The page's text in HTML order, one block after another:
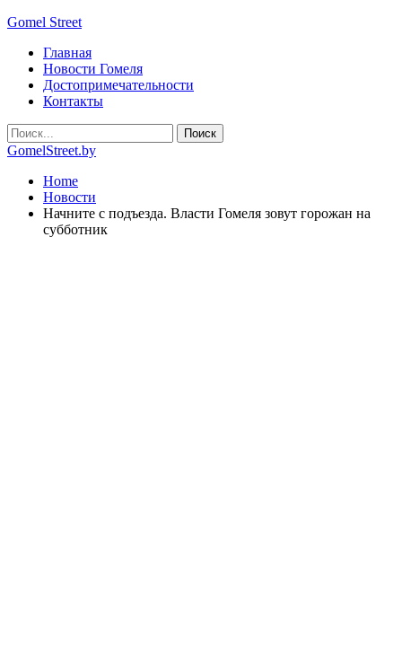
Gomel Street
Главная
Новости Гомеля
Достопримечательности
Контакты
GomelStreet.by
Home
Новости
Начните с подъезда. Власти Гомеля зовут горожан на
субботник